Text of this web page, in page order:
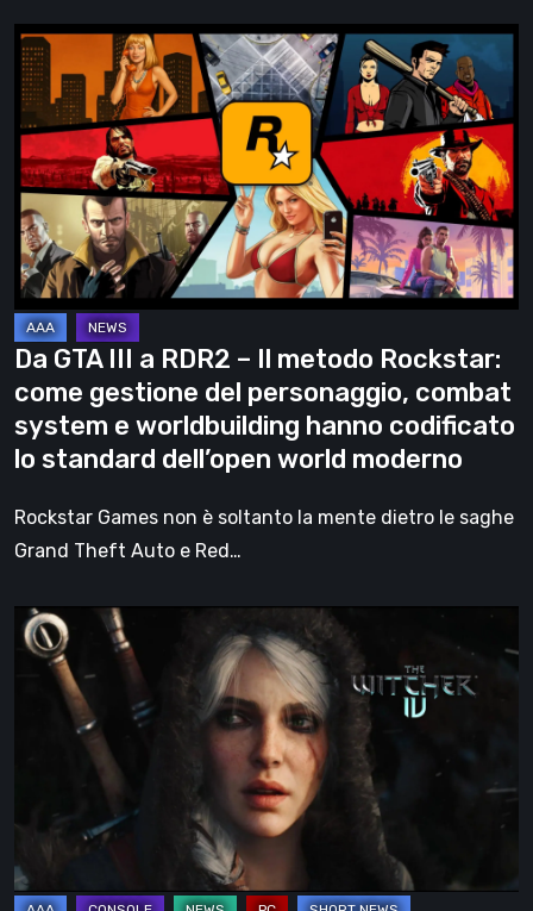
Da
GTA
III
a
RDR2
–
Il
metodo
Rockstar:
come
gestione
del
personaggio,
combat
system
e
hanno
codificato
standard
dell’open
Da GTA III a RDR2 – Il metodo Rockstar:
come gestione del personaggio, combat
system e worldbuilding hanno codificato
lo standard dell’open world moderno
Rockstar Games non è soltanto la mente dietro le saghe
Grand Theft Auto e Red…
Nel
segno
4
presenta